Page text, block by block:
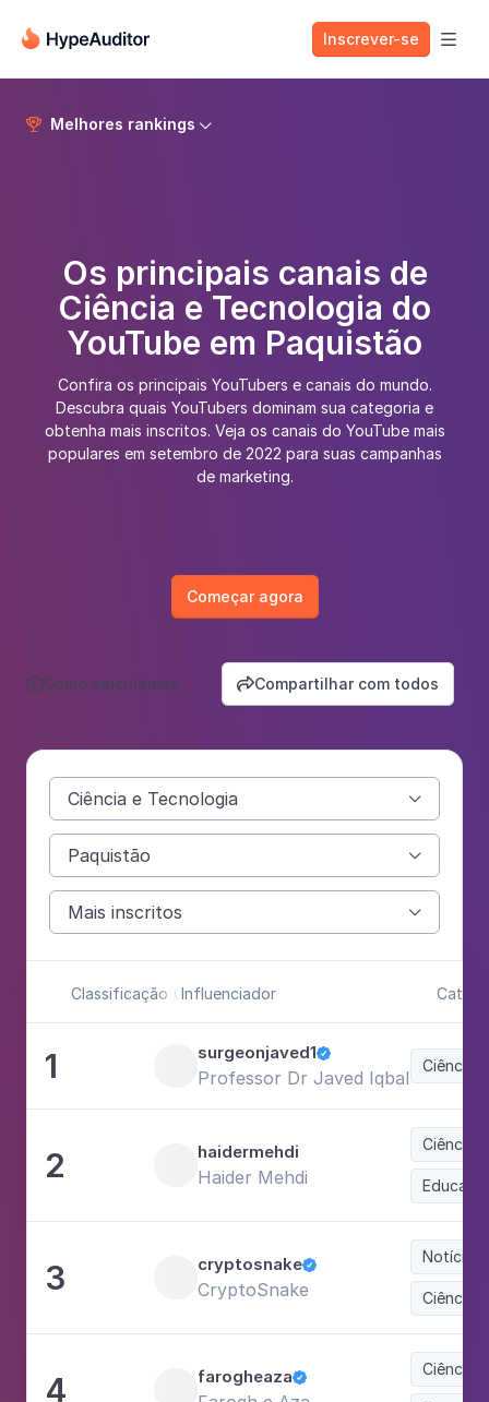
Inscrever-se 
 Melhores rankings 
Os principais canais de
Ciência e Tecnologia do
YouTube em Paquistão
Confira os principais YouTubers e canais do mundo.
Descubra quais YouTubers dominam sua categoria e
obtenha mais inscritos. Veja os canais do YouTube mais
populares em setembro de 2022 para suas campanhas
de marketing.
Começar agora
Como calculamos Compartilhar com todos
Ciência e Tecnologia 
Paquistão 
Mais inscritos 
Classificação Influenciador
1 surgeonjaved1
Professor Dr Javed Iqbal
Ciência
2 haidermehdi
Haider Mehdi
Ciência
3 cryptosnake
CryptoSnake
Notícias
Ciência
4 farogheaza Ciência